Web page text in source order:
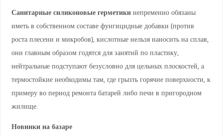
Санитарные силиконовые герметикинепременно обязаны
иметь в собственном составе фунгицидные добавки (против
роста плесени и микробов), кислотные нельзя наносить на сплав,
они главным образом годятся для занятий по пластику,
нейтральные подступают безусловно для цельных плоскостей, а
термостойкие необходимы там, где грызть горячие поверхности, к
примеру во период ремонта батарей либо печи в пригородном
жилище.
Новинки на базаре